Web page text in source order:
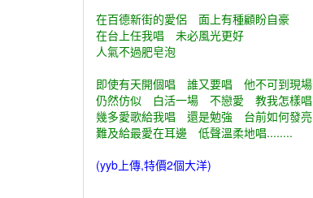
在百德新街的愛侶 面上有種顧盼自豪
在台上任我唱 未必風光更好
人氣不過肥皂泡
即使有天開個唱 誰又要唱 他不可到現場
仍然仿似 白活一場 不戀愛 教我怎樣唱
幾多愛歌給我唱 還是勉強 台前如何發亮
難及給最愛在耳邊 低聲溫柔地唱........
(yyb上傳,特價2個大洋)